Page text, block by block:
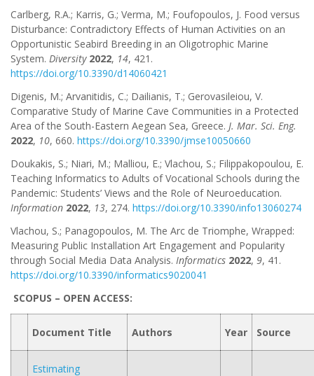
Carlberg, R.A.; Karris, G.; Verma, M.; Foufopoulos, J. Food versus
Disturbance: Contradictory Effects of Human Activities on an
Opportunistic Seabird Breeding in an Oligotrophic Marine
System. Diversity 2022, 14, 421.
https://doi.org/10.3390/d14060421
Digenis, M.; Arvanitidis, C.; Dailianis, T.; Gerovasileiou, V.
Comparative Study of Marine Cave Communities in a Protected
Area of the South-Eastern Aegean Sea, Greece. J. Mar. Sci. Eng.
2022, 10, 660. https://doi.org/10.3390/jmse10050660
Doukakis, S.; Niari, M.; Malliou, E.; Vlachou, S.; Filippakopoulou, E.
Teaching Informatics to Adults of Vocational Schools during the
Pandemic: Students’ Views and the Role of Neuroeducation.
Information 2022, 13, 274. https://doi.org/10.3390/info13060274
Vlachou, S.; Panagopoulos, M. The Arc de Triomphe, Wrapped:
Measuring Public Installation Art Engagement and Popularity
through Social Media Data Analysis. Informatics 2022, 9, 41.
https://doi.org/10.3390/informatics9020041
SCOPUS – OPEN ACCESS:
Document Title Authors Year Source
Estimating